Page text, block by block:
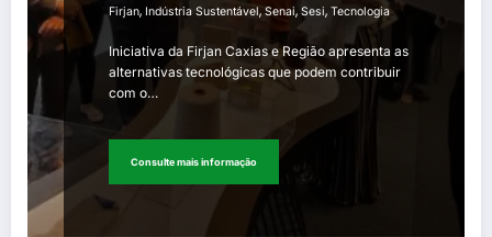
Firjan, Indústria Sustentável, Senai, Sesi, Tecnologia
Iniciativa da Firjan Caxias e Região apresenta as
alternativas tecnológicas que podem contribuir
com o…
Consulte mais informação